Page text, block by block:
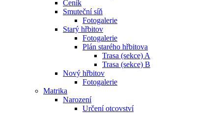
Ceník
Smuteční síň
Fotogalerie
Starý hřbitov
Fotogalerie
Plán starého hřbitova
Trasa (sekce) A
Trasa (sekce) B
Nový hřbitov
Fotogalerie
Matrika
Narození
Určení otcovství